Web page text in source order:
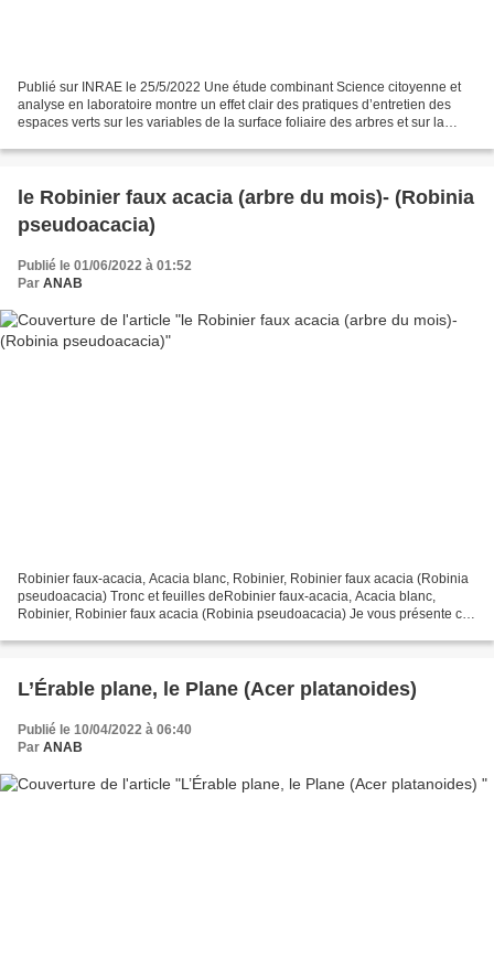
Publié sur INRAE le 25/5/2022 Une étude combinant Science citoyenne et
analyse en laboratoire montre un effet clair des pratiques d’entretien des
espaces verts sur les variables de la surface foliaire des arbres et sur la
le Robinier faux acacia (arbre du mois)- (Robinia
pseudoacacia)
Publié le 01/06/2022 à 01:52
Par ANAB
Robinier faux-acacia, Acacia blanc, Robinier, Robinier faux acacia (Robinia
pseudoacacia) Tronc et feuilles deRobinier faux-acacia, Acacia blanc,
Robinier, Robinier faux acacia (Robinia pseudoacacia) Je vous présente cet
L’Érable plane, le Plane (Acer platanoides)
Publié le 10/04/2022 à 06:40
Par ANAB